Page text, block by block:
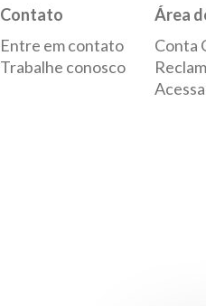
Contato
Entre em contato
Trabalhe conosco
Área
Conta